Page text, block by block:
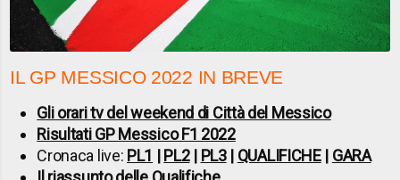
IL GP MESSICO 2022 IN BREVE
Gli orari tv del weekend di Città del Messico
Risultati GP Messico F1 2022
Cronaca live: PL1 | PL2| PL3| QUALIFICHE| GARA